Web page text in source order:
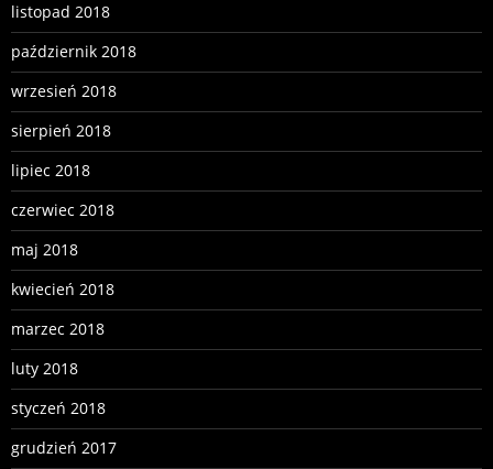
listopad 2018
październik 2018
wrzesień 2018
sierpień 2018
lipiec 2018
czerwiec 2018
maj 2018
kwiecień 2018
marzec 2018
luty 2018
styczeń 2018
grudzień 2017